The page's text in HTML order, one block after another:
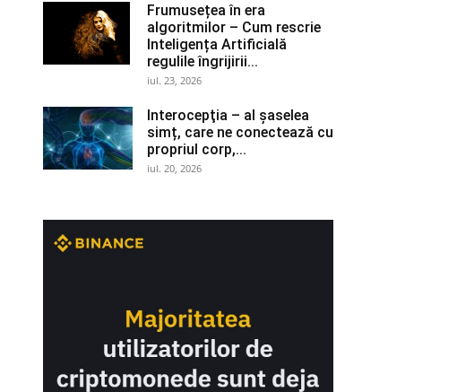
Frumusețea în era
algoritmilor – Cum rescrie
Inteligența Artificială
regulile îngrijirii...
iul. 23, 2026
Interocepţia – al șaselea
simț, care ne conectează cu
propriul corp,...
iul. 20, 2026